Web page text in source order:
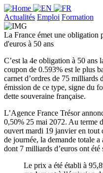
Actualités Emploi Formation
La France émet une obligation
d'euros à 50 ans
C’est la 4e obligation à 50 ans
coupon de 0.593% est le plus
carnet d’ordres de 75 milliards
émission de ce type, signe du
dette souveraine française.
L’Agence France Trésor
0,50% 25 mai 2072. Au terme
ouvert mardi 19 janvier en tout
de journée, la demande totale
dont 7 milliards d’euros ont été
Le prix a été établi à